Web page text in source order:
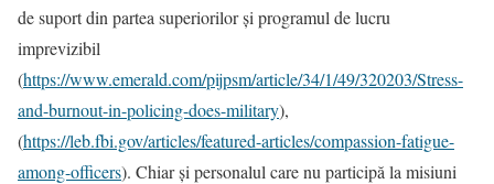
de suport din partea superiorilor și programul de lucru
imprevizibil
(https://www.emerald.com/pijpsm/article/34/1/49/320203/Stress-
and-burnout-in-policing-does-military),
(https://leb.fbi.gov/articles/featured-articles/compassion-fatigue-
among-officers). Chiar și personalul care nu participă la misiuni